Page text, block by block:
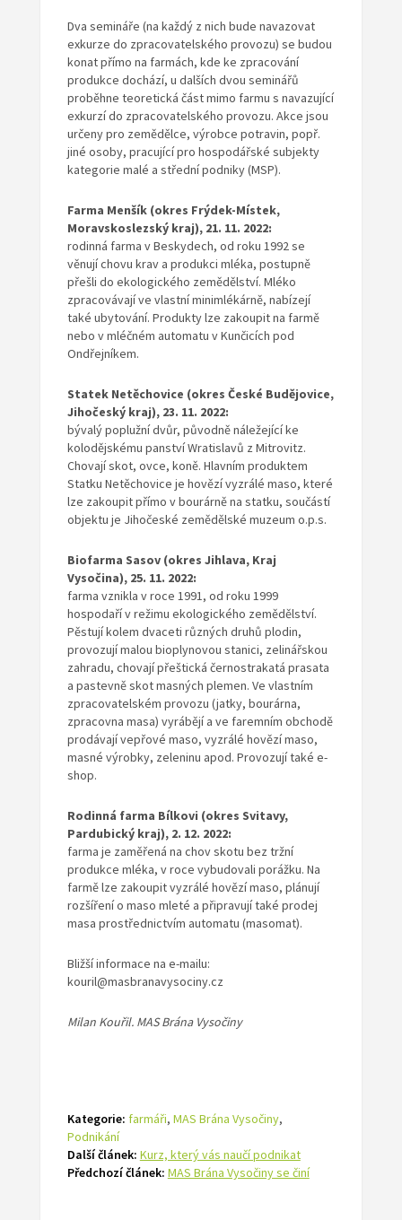
Dva semináře (na každý z nich bude navazovat
exkurze do zpracovatelského provozu) se budou
konat přímo na farmách, kde ke zpracování
produkce dochází, u dalších dvou seminářů
proběhne teoretická část mimo farmu s navazující
exkurzí do zpracovatelského provozu. Akce jsou
určeny pro zemědělce, výrobce potravin, popř.
jiné osoby, pracující pro hospodářské subjekty
kategorie malé a střední podniky (MSP).
Farma Menšík (okres Frýdek-Místek,
Moravskoslezský kraj), 21. 11. 2022:
rodinná farma v Beskydech, od roku 1992 se
věnují chovu krav a produkci mléka, postupně
přešli do ekologického zemědělství. Mléko
zpracovávají ve vlastní minimlékárně, nabízejí
také ubytování. Produkty lze zakoupit na farmě
nebo v mléčném automatu v Kunčicích pod
Ondřejníkem.
Statek Netěchovice (okres České Budějovice,
Jihočeský kraj), 23. 11. 2022:
bývalý poplužní dvůr, původně náležející ke
kolodějskému panství Wratislavů z Mitrovitz.
Chovají skot, ovce, koně. Hlavním produktem
Statku Netěchovice je hovězí vyzrálé maso, které
lze zakoupit přímo v bourárně na statku, součástí
objektu je Jihočeské zemědělské muzeum o.p.s.
Biofarma Sasov (okres Jihlava, Kraj
Vysočina), 25. 11. 2022:
farma vznikla v roce 1991, od roku 1999
hospodaří v režimu ekologického zemědělství.
Pěstují kolem dvaceti různých druhů plodin,
provozují malou bioplynovou stanici, zelinářskou
zahradu, chovají přeštická černostrakatá prasata
a pastevně skot masných plemen. Ve vlastním
zpracovatelském provozu (jatky, bourárna,
zpracovna masa) vyrábějí a ve faremním obchodě
prodávají vepřové maso, vyzrálé hovězí maso,
masné výrobky, zeleninu apod. Provozují také e-
shop.
Rodinná farma Bílkovi (okres Svitavy,
Pardubický kraj), 2. 12. 2022:
farma je zaměřená na chov skotu bez tržní
produkce mléka, v roce vybudovali porážku. Na
farmě lze zakoupit vyzrálé hovězí maso, plánují
rozšíření o maso mleté a připravují také prodej
masa prostřednictvím automatu (masomat).
Bližší informace na e-mailu:
kouril@masbranavysociny.cz
Milan Kouřil. MAS Brána Vysočiny
Kategorie: farmáři, MAS Brána Vysočiny,
Podnikání
Další článek: Kurz, který vás naučí podnikat
Předchozí článek: MAS Brána Vysočiny se činí